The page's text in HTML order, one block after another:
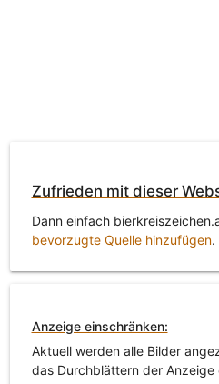
Zufrieden mit dieser
Dann einfach
bevorzugte Quelle hinzufügen.
Anzeige einschränken:
Aktuell werden alle Bilder
das Durchblättern der Anzeige